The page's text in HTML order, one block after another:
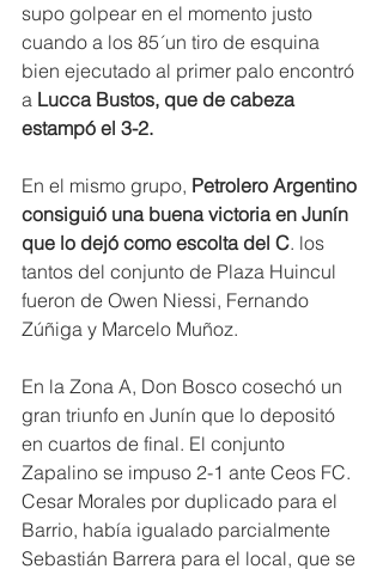
supo golpear en el momento justo
cuando a los 85´un tiro de esquina
bien ejecutado al primer palo encontró
a Lucca Bustos, que de cabeza
estampó el 3-2.
En el mismo grupo, Petrolero Argentino
consiguió una buena victoria en Junín
que lo dejó como escolta del C. los
tantos del conjunto de Plaza Huincul
fueron de Owen Niessi, Fernando
Zúñiga y Marcelo Muñoz.
En la Zona A, Don Bosco cosechó un
gran triunfo en Junín que lo depositó
en cuartos de final. El conjunto
Zapalino se impuso 2-1 ante Ceos FC.
Cesar Morales por duplicado para el
Barrio, había igualado parcialmente
Sebastián Barrera para el local, que se